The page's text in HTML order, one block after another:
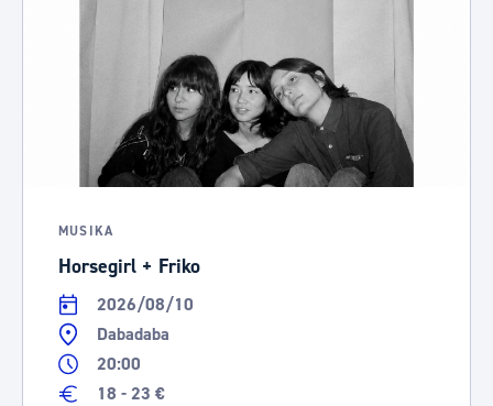
MUSIKA
Horsegirl + Friko
2026/08/10
Dabadaba
20:00
18 - 23 €